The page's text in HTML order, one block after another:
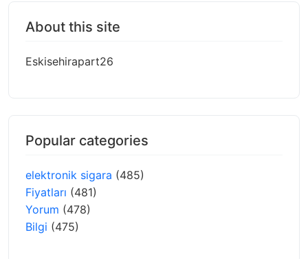
About this site
Eskisehirapart26
Popular categories
elektronik sigara (485)
Fiyatları (481)
Yorum (478)
Bilgi (475)